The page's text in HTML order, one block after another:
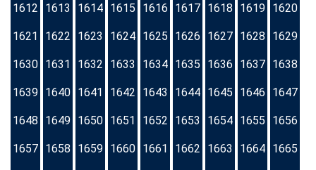
1612 1613 1614 1615 1616 1617 1618 1619 1620
1621 1622 1623 1624 1625 1626 1627 1628 1629
1630 1631 1632 1633 1634 1635 1636 1637 1638
1639 1640 1641 1642 1643 1644 1645 1646 1647
1648 1649 1650 1651 1652 1653 1654 1655 1656
1657 1658 1659 1660 1661 1662 1663 1664 1665